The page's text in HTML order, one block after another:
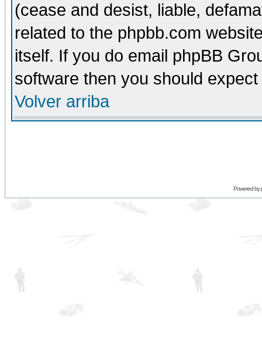
(cease and desist, liable,
related to the phpbb.com
itself. If you do email phpBB
software then you should
Volver arriba
Powered by